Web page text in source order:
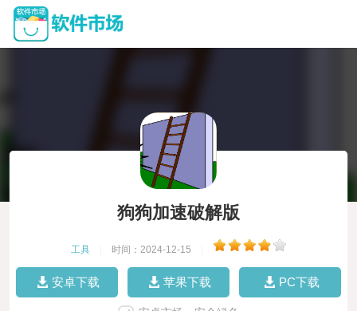
狗狗加速破解版
工具 时间：2024-12-15
安卓下载 苹果下载 PC下载